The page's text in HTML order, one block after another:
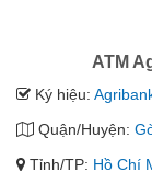
ATM
Ký hiệu:
Quận/Huyện:
Tỉnh/TP: Hồ Chí